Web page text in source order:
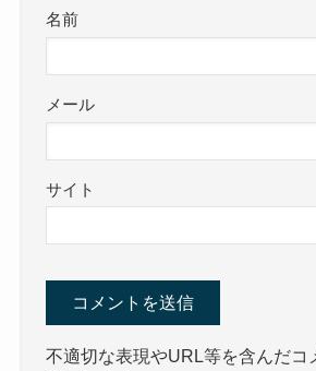
名前
メール
サイト
不適切な表現やURL等を含んだコ